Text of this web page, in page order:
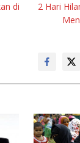
di
2 Hari